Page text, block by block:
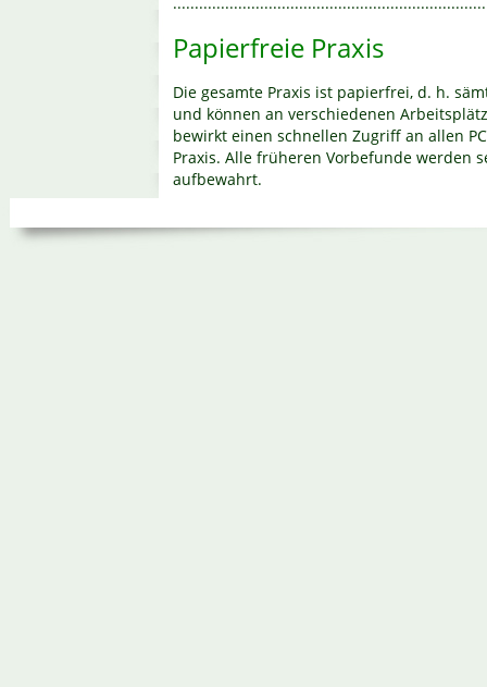
Papierfreie Praxis
Die gesamte Praxis ist papierfrei, d. h.
und können an verschiedenen
bewirkt einen schnellen Zugriff an allen
Praxis. Alle früheren Vorbefunde werden
aufbewahrt.